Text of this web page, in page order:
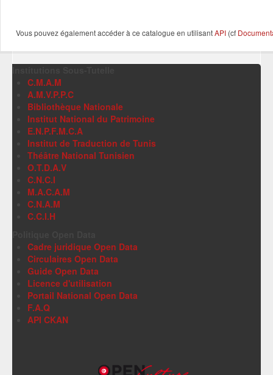
Vous pouvez également accéder à ce catalogue en utilisantAPI (cf
C.M.A.M
A.M.V.P.P.C
Bibliothèque Nationale
Institut National du Patrimoine
E.N.P.F.M.C.A
Institut de Traduction de Tunis
Théâtre National Tunisien
O.T.D.A.V
C.N.C.I
M.A.C.A.M
C.N.A.M
C.C.I.H
Cadre juridique Open Data
Circulaires Open Data
Guide Open Data
Licence d'utilisation
Portail National Open Data
F.A.Q
API CKAN